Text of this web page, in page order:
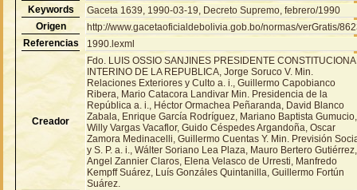
Keywords
Gaceta 1639, 1990-03-19, Decreto Supremo, febrero/1990
Origen
http://www.gacetaoficialdebolivia.gob.bo/normas/verGratis/
Referencias
1990.lexml
Creador
Fdo. LUIS OSSIO SANJINES PRESIDENTE
INTERINO DE LA REPUBLICA, Jorge Soruco V. Min.
Relaciones Exteriores y Culto a. i., Guillermo Capobianco
Ribera, Mario Catacora Landivar Min. Presidencia de la
República a. i., Héctor Ormachea Peñaranda, David Blanco
Zabala, Enrique García Rodríguez, Mariano Baptista Gumucio,
Willy Vargas Vacaflor, Guido Céspedes Argandoña, Oscar
Zamora Medinacelli, Guillermo Cuentas Y. Min. Previsión
y S. P. a. i., Wálter Soriano Lea Plaza, Mauro Bertero Gutiérrez,
Angel Zannier Claros, Elena Velasco de Urresti, Manfredo
Kempff Suárez, Luís Gonzáles Quintanilla, Guillermo Fortún
Suárez.